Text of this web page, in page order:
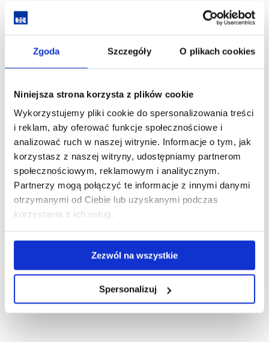
Zgoda Szczegóły O plikach cookies
Niniejsza strona korzysta z plików cookie
Wykorzystujemy pliki cookie do spersonalizowania treści
i reklam, aby oferować funkcje społecznościowe i
analizować ruch w naszej witrynie. Informacje o tym, jak
korzystasz z naszej witryny, udostępniamy partnerom
społecznościowym, reklamowym i analitycznym.
Partnerzy mogą połączyć te informacje z innymi danymi
otrzymanymi od Ciebie lub uzyskanymi podczas
korzystania z ich usług.
Zezwól na wszystkie
Spersonalizuj
prof. Stanisława Pigonia 1, 35-310 Rzeszów, bud.
A0, pok. 33
mgr Julia Brewka
e-mail:jbrewka@ur.edu.pl
tel.(17) 785 52 06
adres:ul. Zelwerowicza 4, bud. D9, pok. 206
Administracja strony internetowej:
dr inż. Roman Maślanka
e-mail:rmaslanka@ur.edu.pl
ul. Zelwerowicza 4, bud. D9, pok. 413